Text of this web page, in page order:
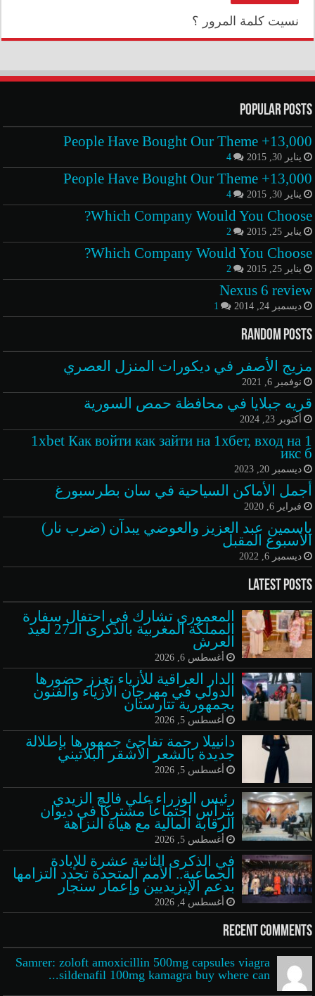
نسيت كلمة المرور ؟
Popular Posts
13,000+ People Have Bought Our Theme
يناير 30, 2015 4
13,000+ People Have Bought Our Theme
يناير 30, 2015 4
Which Company Would You Choose?
يناير 25, 2015 2
Which Company Would You Choose?
يناير 25, 2015 2
Nexus 6 review
ديسمبر 24, 2014 1
Random Posts
مزيج الأصفر في ديكورات المنزل العصري
نوفمبر 6, 2021
قريه جبلايا في محافظة حمص السورية
أكتوبر 23, 2024
1xbet Как войти как зайти на 1хбет, вход на 1
икс б
ديسمبر 20, 2023
أجمل الأماكن السياحية في سان بطرسبورغ
فبراير 6, 2020
ياسمين عبد العزيز والعوضي يبدآن (ضرب نار)
الأسبوع المقبل
ديسمبر 6, 2022
Latest Posts
المعموري تشارك في احتفال سفارة
المملكة المغربية بالذكرى الـ27 لعيد
العرش
أغسطس 6, 2026
الدار العراقية للأزياء تعزز حضورها
الدولي في مهرجان الأزياء والفنون
بجمهورية تتارستان
أغسطس 5, 2026
دانييلا رحمة تفاجئ جمهورها بإطلالة
جديدة بالشعر الأشقر البلاتيني
أغسطس 5, 2026
رئيس الوزراء علي فالح الزيدي
يترأس اجتماعاً مشتركاً في ديوان
الرقابة المالية مع هيأة النزاهة
أغسطس 5, 2026
في الذكرى الثانية عشرة للإبادة
الجماعية.. الأمم المتحدة تجدد التزامها
بدعم الإيزيديين وإعمار سنجار
أغسطس 4, 2026
Recent Comments
Samrer: zoloft amoxicillin 500mg capsules viagra
sildenafil 100mg kamagra buy where can...